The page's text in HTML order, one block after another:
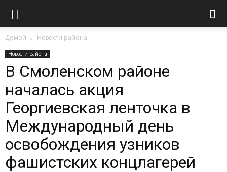
Домой Новости района
Новости района
В Смоленском районе
началась акция
Георгиевская ленточка в
Международный день
освобождения узников
фашистских концлагерей